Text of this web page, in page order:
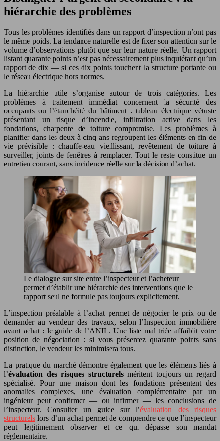
hiérarchie des problèmes
Tous les problèmes identifiés dans un rapport d’inspection n’ont pas
le même poids. La tendance naturelle est de fixer son attention sur le
volume d’observations plutôt que sur leur nature réelle. Un rapport
listant quarante points n’est pas nécessairement plus inquiétant qu’un
rapport de dix — si ces dix points touchent la structure portante ou
le réseau électrique hors normes.
La hiérarchie utile s’organise autour de trois catégories. Les
problèmes à traitement immédiat concernent la sécurité des
occupants ou l’étanchéité du bâtiment : tableau électrique vétuste
présentant un risque d’incendie, infiltration active dans les
fondations, charpente de toiture compromise. Les problèmes à
planifier dans les deux à cinq ans regroupent les éléments en fin de
vie prévisible : chauffe-eau vieillissant, revêtement de toiture à
surveiller, joints de fenêtres à remplacer. Tout le reste constitue un
entretien courant, sans incidence réelle sur la décision d’achat.
Le dialogue sur site entre l’inspecteur et l’acheteur
permet d’établir une hiérarchie des interventions que le
rapport seul ne formule pas toujours explicitement.
L’inspection préalable à l’achat permet de négocier le prix ou de
demander au vendeur des travaux, selon l’Inspection immobilière
avant achat : le guide de l’ANIL. Une liste mal triée affaiblit votre
position de négociation : si vous présentez quarante points sans
distinction, le vendeur les minimisera tous.
La pratique du marché démontre également que les éléments liés à
l’évaluation des risques structurelsméritent toujours un regard
spécialisé. Pour une maison dont les fondations présentent des
anomalies complexes, une évaluation complémentaire par un
ingénieur peut confirmer — ou infirmer — les conclusions de
l’inspecteur. Consulter un guide sur l’évaluation des risques
structurels lors d’un achat permet de comprendre ce que l’inspecteur
peut légitimement observer et ce qui dépasse son mandat
réglementaire.